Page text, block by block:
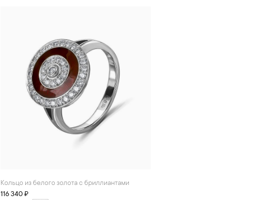
Кольцо из белого золота с бриллиантами
116 340 ₽